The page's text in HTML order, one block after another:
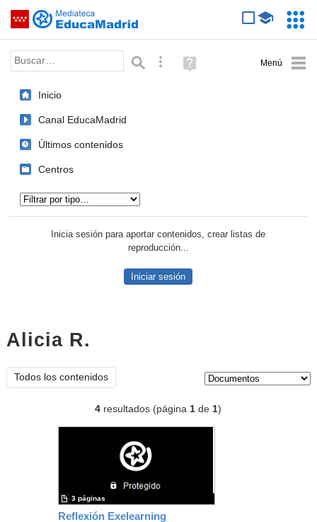
Saltar navegación
Palabra o frase: Búsqueda avanzada
Ayuda
(en
Inicio
Canal EducaMadrid
Últimos contenidos
Centros
Inicia sesión para aportar contenidos, crear listas de
reproducción...
Iniciar sesión
Alicia R.
Todos los contenidos
4 resultados (página1 de1)
Reflexión Exelearning
3 páginas